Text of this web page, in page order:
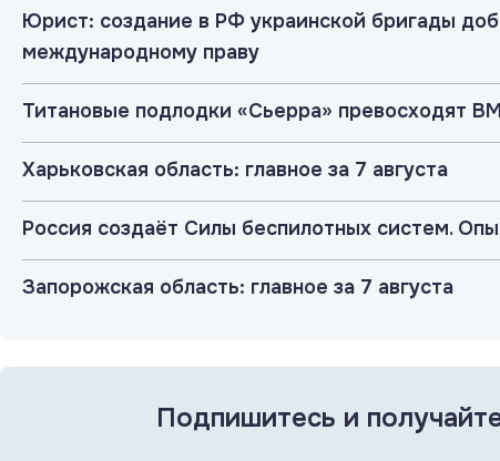
Юрист: создание в РФ украинской бригады
международному праву
Титановые подлодки «Сьерра» превосходят
Харьковская область: главное за 7 августа
Россия создаёт Силы беспилотных систем.
Запорожская область: главное за 7 августа
Подпишитесь и